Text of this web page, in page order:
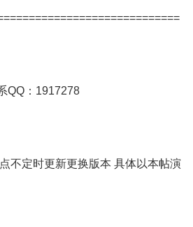
QQ：1917278
不定时更新更换版本 具体以本帖演